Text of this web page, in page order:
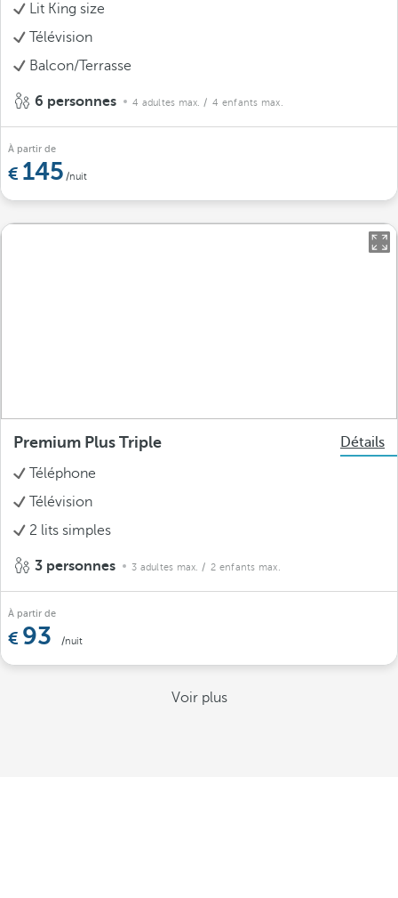
Lit King size
Télévision
Balcon/Terrasse
6 personnes 4 adultes max. / 4 enfants max.
À partir de
145 /nuit
Premium Plus Triple
Détails
Téléphone
Télévision
2 lits simples
3 personnes 3 adultes max. / 2 enfants max.
À partir de
93 /nuit
Voir plus